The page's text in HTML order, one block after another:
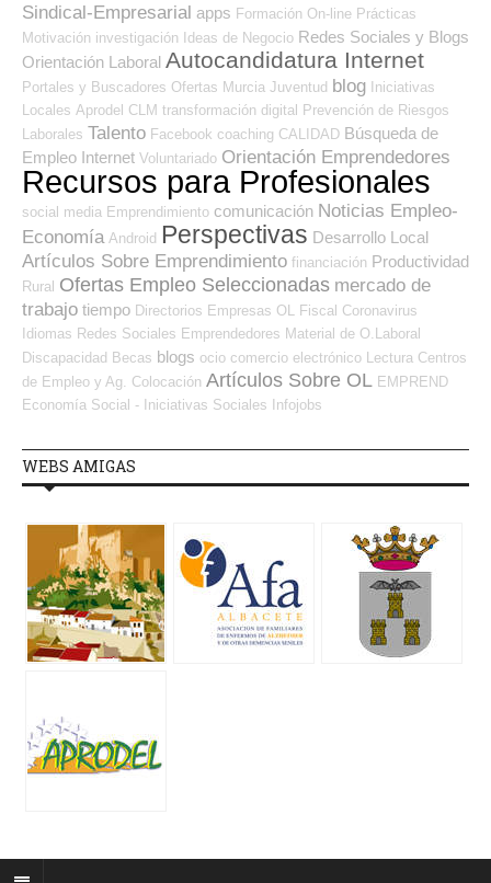
Sindical-Empresarial apps Formación On-line Prácticas
Motivación investigación Ideas de Negocio Redes Sociales y Blogs
Orientación Laboral Autocandidatura Internet
Portales y Buscadores Ofertas Murcia Juventud blog Iniciativas
Locales Aprodel CLM transformación digital Prevención de Riesgos
Laborales Talento Facebook coaching CALIDAD Búsqueda de
Empleo Internet Voluntariado Orientación Emprendedores
Recursos para Profesionales
social media Emprendimiento comunicación Noticias Empleo-
Economía Android Perspectivas Desarrollo Local
Artículos Sobre Emprendimiento financiación Productividad
Rural Ofertas Empleo Seleccionadas mercado de
trabajo tiempo Directorios Empresas OL Fiscal Coronavirus
Idiomas Redes Sociales Emprendedores Material de O.Laboral
Discapacidad Becas blogs ocio comercio electrónico Lectura Centros
de Empleo y Ag. Colocación Artículos Sobre OL EMPREND
Economía Social - Iniciativas Sociales Infojobs
WEBS AMIGAS